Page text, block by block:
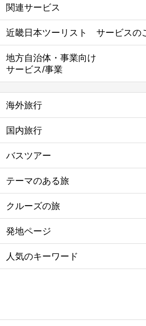
関連サービス
近畿日本ツーリスト サービスの
地方自治体・事業向け
サービス/事業
海外旅行
国内旅行
バスツアー
テーマのある旅
クルーズの旅
発地ページ
人気のキーワード